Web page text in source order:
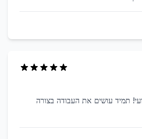
תמיד עושים את העבודה בצורה